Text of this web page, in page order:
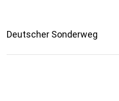
Deutscher Sonderweg